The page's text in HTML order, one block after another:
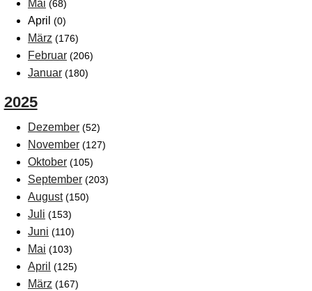
Mai (68)
April (0)
März (176)
Februar (206)
Januar (180)
2025
Dezember (52)
November (127)
Oktober (105)
September (203)
August (150)
Juli (153)
Juni (110)
Mai (103)
April (125)
März (167)